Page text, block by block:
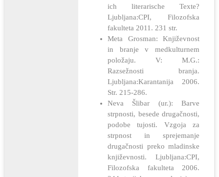
ich literarische Texte?
Ljubljana:CPI, Filozofska
fakulteta 2011. 231 str.
Meta Grosman: Književnost
in branje v medkulturnem
položaju. V: M.G.:
Razsežnosti branja.
Ljubljana:Karantanija 2006.
Str. 215-286.
Neva Šlibar (ur.): Barve
strpnosti, besede drugačnosti,
podobe tujosti. Vzgoja za
strpnost in sprejemanje
drugačnosti preko mladinske
književnosti. Ljubljana:CPI,
Filozofska fakulteta 2006.